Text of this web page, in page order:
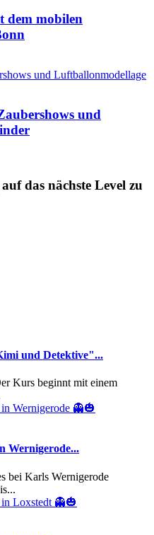
dem mobilen
und
das nächste Level zu
und Detektive"...
Kurs beginnt mit einem
Wernigerode...
bei Karls Wernigerode